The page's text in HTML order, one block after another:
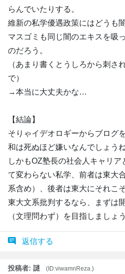
らんでいたりする。
維新の私学優遇政策にはどうも
マスゴミも同じ闇のエキスを吸
のだろう。
（あまり書くとうしろから刺さ
で）
→本当に大丈夫かな…
【結論】
そりゃイデオロギーからブログ
和は死ぬほど嫌いなんでしょう
しかもOZ塾長の社会人キャリ
て変わらない私学、前者は東大
系含め）、後者は東大にそれこ
東大文系批判するなら、まずは
（文理問わず）を目指しましょ
返信する
投稿者: 謎
(ID:viwamnReza.)